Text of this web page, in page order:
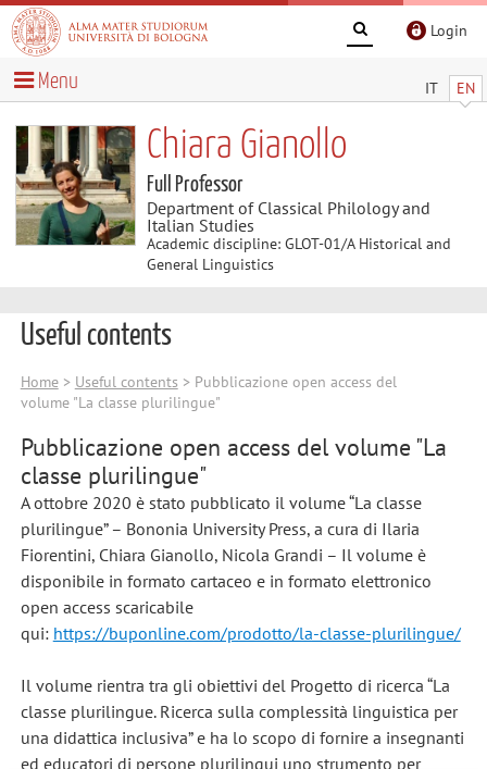
Login
IT EN
Menu
Chiara Gianollo
Full Professor
Department of Classical Philology and
Italian Studies
Academic discipline: GLOT-01/A Historical and
General Linguistics
Useful contents
Home> Useful contents > Pubblicazione open access del
volume "La classe plurilingue"
Pubblicazione open access del volume "La
classe plurilingue"
A ottobre 2020 è stato pubblicato il volume “La classe
plurilingue” – Bononia University Press, a cura di Ilaria
Fiorentini, Chiara Gianollo, Nicola Grandi – Il volume è
disponibile in formato cartaceo e in formato elettronico
open access scaricabile
qui: https://buponline.com/prodotto/la-classe-plurilingue/
Il volume rientra tra gli obiettivi del Progetto di ricerca “La
classe plurilingue. Ricerca sulla complessità linguistica per
una didattica inclusiva” e ha lo scopo di fornire a insegnanti
ed educatori di persone plurilingui uno strumento per